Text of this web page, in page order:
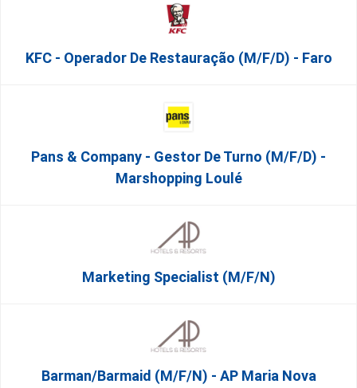
KFC - Operador De Restauração (m/f/d) - Faro
Pans & Company - Gestor De Turno (m/f/d) -
Marshopping Loulé
Marketing Specialist (m/f/n)
Barman/Barmaid (M/F/N) - AP Maria Nova